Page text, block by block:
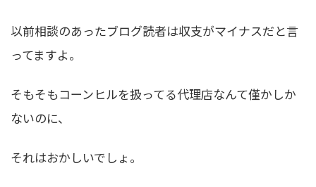
以前相談のあったブログ読者は収支がマイナスだと言
ってますよ。
そもそもコーンヒルを扱ってる代理店なんて僅かしか
ないのに、
それはおかしいでしょ。